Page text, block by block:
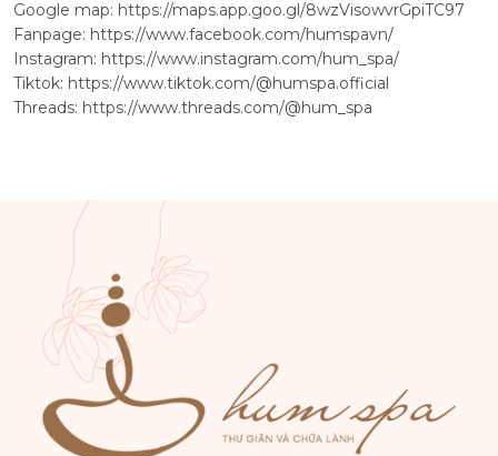
Google map: https://maps.app.goo.gl/8wzVisowvrGpiTC97
Fanpage: https://www.facebook.com/humspavn/
Instagram: https://www.instagram.com/hum_spa/
Tiktok: https://www.tiktok.com/@humspa.official
Threads: https://www.threads.com/@hum_spa